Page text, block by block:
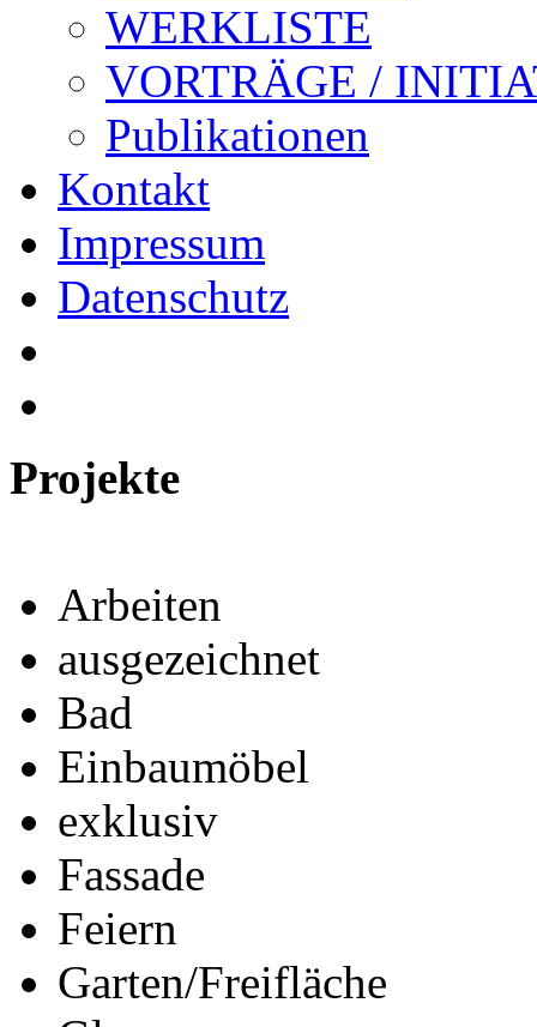
WERKLISTE
VORTRÄGE /
Publikationen
Kontakt
Impressum
Datenschutz
Projekte
Arbeiten
ausgezeichnet
Bad
Einbaumöbel
exklusiv
Fassade
Feiern
Garten/Freifläche